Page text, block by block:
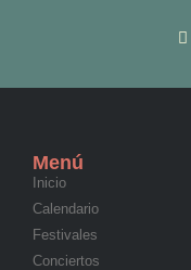
Menú
Inicio
Calendario
Festivales
Conciertos